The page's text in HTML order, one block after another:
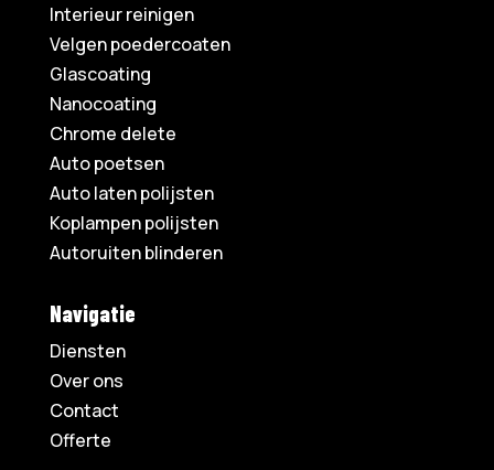
Interieur reinigen
Velgen poedercoaten
Glascoating
Nanocoating
Chrome delete
Auto poetsen
Auto laten polijsten
Koplampen polijsten
Autoruiten blinderen
Navigatie
Diensten
Over ons
Contact
Offerte